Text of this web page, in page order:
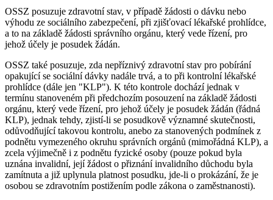
OSSZ posuzuje zdravotní stav, v případě žádosti o dávku nebo
výhodu ze sociálního zabezpečení, při zjišťovací lékařské prohlídce,
a to na základě žádosti správního orgánu, který vede řízení, pro
jehož účely je posudek žádán.
OSSZ také posuzuje, zda nepříznivý zdravotní stav pro pobírání
opakující se sociální dávky nadále trvá, a to při kontrolní lékařské
prohlídce (dále jen "KLP"). K této kontrole dochází jednak v
termínu stanoveném při předchozím posouzení na základě žádosti
orgánu, který vede řízení, pro jehož účely je posudek žádán (řádná
KLP), jednak tehdy, zjistí-li se posudkově významné skutečnosti,
odůvodňující takovou kontrolu, anebo za stanovených podmínek z
podnětu vymezeného okruhu správních orgánů (mimořádná KLP), a
zcela výjimečně i z podnětu fyzické osoby (pouze pokud byla
uznána invalidní, její žádost o přiznání invalidního důchodu byla
zamítnuta a již uplynula platnost posudku, jde-li o prokázání, že je
osobou se zdravotním postižením podle zákona o zaměstnanosti).